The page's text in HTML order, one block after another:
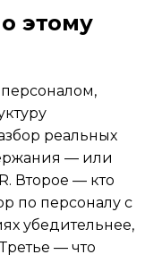
этому
реальных
— или
Второе — кто
по персоналу с
убедительнее,
— что